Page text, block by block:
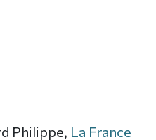
Philippe, La France